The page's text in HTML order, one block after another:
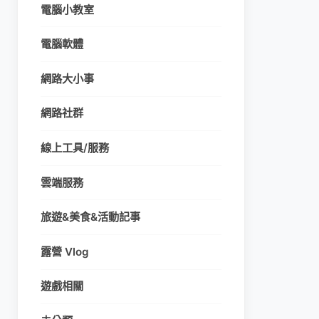
電腦小教室
電腦軟體
網路大小事
網路社群
線上工具/服務
雲端服務
旅遊&美食&活動記事
露營 Vlog
遊戲相關